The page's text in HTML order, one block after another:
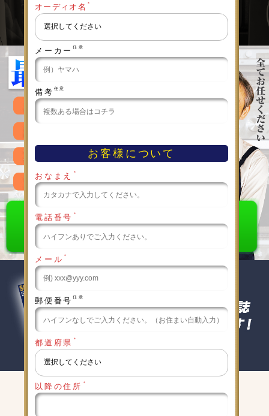
オーディオ名 ＊
メーカー 任意
備考 任意
お客様について
おなまえ ＊
電話番号 ＊
メール ＊
郵便番号 任意
都道府県 ＊
以降の住所 ＊
0120-789-986
キャンペーン実施中